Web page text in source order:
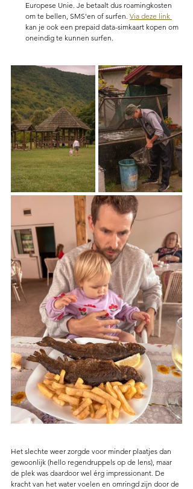
Europese Unie. Je betaalt dus roamingkosten
om te bellen, SMS'en of surfen. Via deze link
kan je ook een prepaid data-simkaart kopen om
oneindig te kunnen surfen.
Het slechte weer zorgde voor minder plaatjes dan
gewoonlijk (hello regendruppels op de lens), maar
de plek was daardoor wel érg impressionant. De
kracht van het water voelen en omringd zijn door de